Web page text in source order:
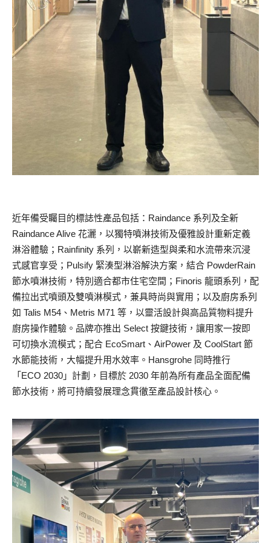
近年備受矚目的標誌性產品包括：Raindance 系列及全新
Raindance Alive 花灑，以獨特噴淋技術及優雅設計重新定義
淋浴體驗；Rainfinity 系列，以嶄新造型與柔和水流帶來沉浸
式感官享受；Pulsify 緊湊型淋浴解決方案，結合 PowderRain
節水噴淋技術，特別適合都市住宅空間；Finoris 龍頭系列，配
備拉出式噴頭及雙噴淋模式，兼具時尚與實用；以及廚房系列
如 Talis M54、Metris M71 等，以靈活設計與高品質物料提升
廚房操作體驗。品牌亦推出 Select 按鍵技術，讓用家一按即
可切換水流模式；配合 EcoSmart、AirPower 及 CoolStart 節
水節能技術，大幅提升用水效率。Hansgrohe 同時推行
「ECO 2030」計劃，目標於 2030 年前為所有產品全面配備
節水技術，將可持續發展理念貫徹至產品設計核心。